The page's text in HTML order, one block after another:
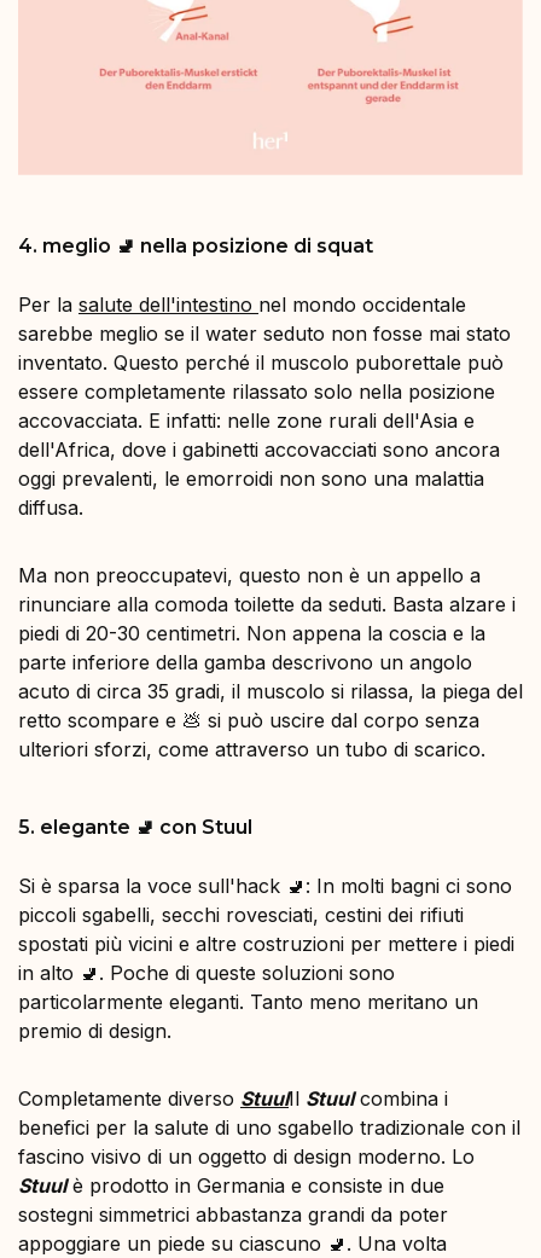
4. meglio 🚽 nella posizione di squat
Per la salute dell'intestino nel mondo occidentale
sarebbe meglio se il water seduto non fosse mai stato
inventato. Questo perché il muscolo puborettale può
essere completamente rilassato solo nella posizione
accovacciata. E infatti: nelle zone rurali dell'Asia e
dell'Africa, dove i gabinetti accovacciati sono ancora
oggi prevalenti, le emorroidi non sono una malattia
diffusa.
Ma non preoccupatevi, questo non è un appello a
rinunciare alla comoda toilette da seduti. Basta alzare i
piedi di 20-30 centimetri. Non appena la coscia e la
parte inferiore della gamba descrivono un angolo
acuto di circa 35 gradi, il muscolo si rilassa, la piega del
retto scompare e 💩 si può uscire dal corpo senza
ulteriori sforzi, come attraverso un tubo di scarico.
5. elegante 🚽 con Stuul
Si è sparsa la voce sull'hack 🚽: In molti bagni ci sono
piccoli sgabelli, secchi rovesciati, cestini dei rifiuti
spostati più vicini e altre costruzioni per mettere i piedi
in alto 🚽. Poche di queste soluzioni sono
particolarmente eleganti. Tanto meno meritano un
premio di design.
Completamente diverso StuulIl Stuul combina i
benefici per la salute di uno sgabello tradizionale con il
fascino visivo di un oggetto di design moderno. Lo
Stuulè prodotto in Germania e consiste in due
sostegni simmetrici abbastanza grandi da poter
appoggiare un piede su ciascuno 🚽. Una volta